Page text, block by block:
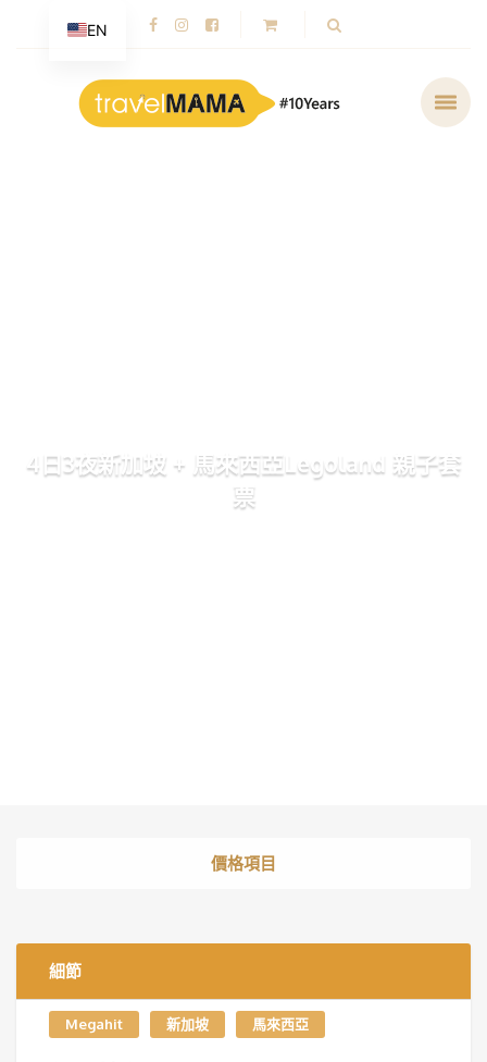
4日3夜新加坡 + 馬來西亞Legoland 親子套
票
價格項目
細節
Megahit 新加坡 馬來西亞
EN